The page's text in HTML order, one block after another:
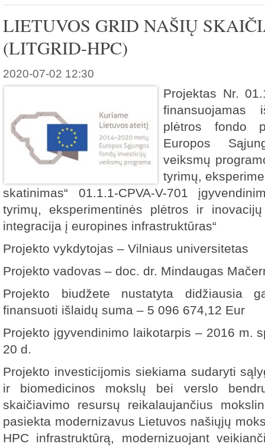
LIETUVOS GRID NAŠIŲ
(LITGRID-HPC)
2020-07-02 12:30
Projektas Nr.
finansuojamas
plėtros fondo
Europos
veiksmų
tyrimų,
skatinimas“ 01.1.1-CPVA-V-701
tyrimų, eksperimentinės plėtros ir
integracija į europines infrastruktūras“
Projekto vykdytojas – Vilniaus universitetas
Projekto vadovas – doc. dr. Mindaugas
Projekto biudžete nustatyta didžiausia
finansuoti išlaidų suma – 5 096 674,12 Eur
Projekto įgyvendinimo laikotarpis – 2016 m.
20 d.
Projekto investicijomis siekiama sudaryti
ir biomedicinos mokslų bei verslo
skaičiavimo resursų reikalaujančius
pasiekta modernizavus Lietuvos našiųjų
HPC infrastruktūrą, modernizuojant